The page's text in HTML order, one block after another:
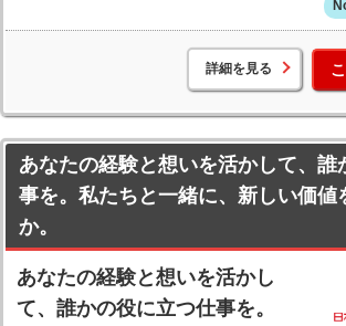
詳細を見る
あなたの経験と想いを活かして、誰
事を。私たちと一緒に、新しい価値
か。
あなたの経験と想いを活かし
て、誰かの役に立つ仕事を。